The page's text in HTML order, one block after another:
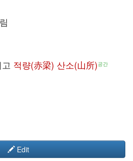
적량(赤梁) 산소(山所)공간
Edit